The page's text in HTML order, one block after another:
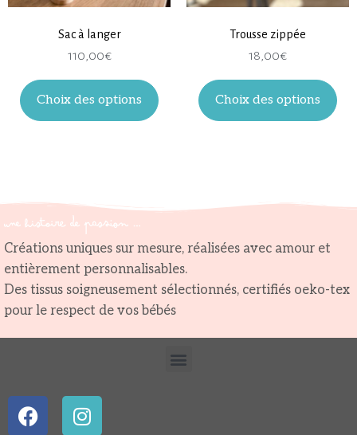
Sac à langer
110,00€
Choix des options
Trousse zippée
18,00€
Choix des options
Créations uniques sur mesure, réalisées avec amour et
entièrement personnalisables.
Des tissus soigneusement sélectionnés, certifiés oeko-tex
pour le respect de vos bébés